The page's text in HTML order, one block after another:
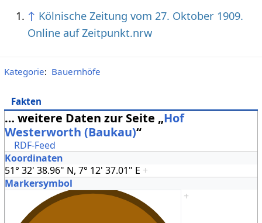
↑ Kölnische Zeitung vom 27. Oktober 1909.
Online auf Zeitpunkt.nrw
Kategorie: Bauernhöfe
Fakten
… weitere Daten zur Seite „Hof
Westerworth (Baukau)“
RDF-Feed
Koordinaten
51° 32' 38.96" N, 7° 12' 37.01" E +
Markersymbol
+